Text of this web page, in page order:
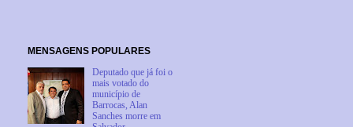
MENSAGENS POPULARES
Deputado que já foi o
mais votado do
município de
Barrocas, Alan
Sanches morre em